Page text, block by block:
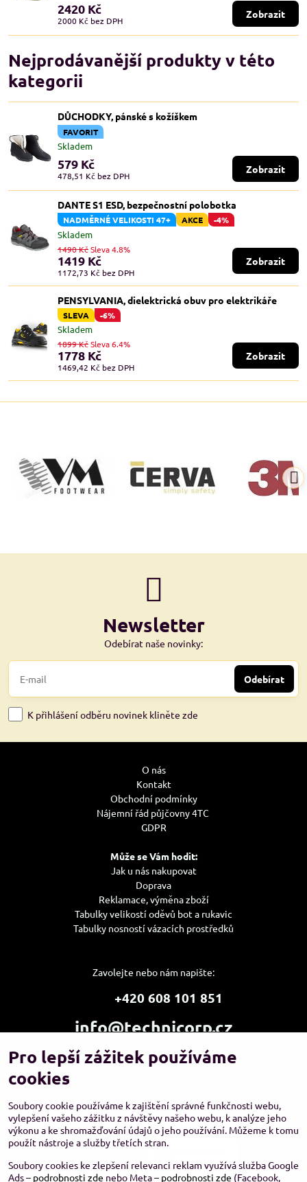
2420 Kč
2000 Kč bez DPH
Zobrazit
Nejprodávanější produkty v této
kategorii
DŮCHODKY, pánské s kožíškem
FAVORIT
Skladem
579 Kč
478,51 Kč bez DPH
Zobrazit
DANTE S1 ESD, bezpečnostní polobotka
NADMĚRNÉ VELIKOSTI 47+ AKCE -4%
Skladem
1419 Kč
1172,73 Kč bez DPH
1490 KčSleva 4.8%
Zobrazit
PENSYLVANIA, dielektrická obuv pro elektrikáře
SLEVA -6%
Skladem
1778 Kč
1469,42 Kč bez DPH
1899 KčSleva 6.4%
Zobrazit
Newsletter
Odebírat naše novinky:
Odebírat
K přihlášení odběru novinek kliněte zde
O nás
Kontakt
Obchodní podmínky
Nájemní řád půjčovny 4TC
GDPR
Může se Vám hodit:
Jak u nás nakupovat
Doprava
Reklamace, výměna zboží
Tabulky velikostí oděvů bot a rukavic
Tabulky nosností vázacích prostředků
Zavolejte nebo nám napište:
+420 608 101 851
info@technicorp.cz
Showroom a výdejní místo:
TECHNICORP ESHOP s.r.o.
Pro lepší zážitek používáme
cookies
Soubory cookie používáme k zajištění správné funkčnosti webu,
vylepšení vašeho zážitku z návštěvy našeho webu, k analýze jeho
výkonu a ke shromažďování údajů o jeho používání. Můžeme k tomu
použít nástroje a služby třetích stran.
Soubory cookies ke zlepšení relevanci reklam využívá služba Google
Ads – podrobnosti zde nebo Meta – podrobnosti zde (Facebook,